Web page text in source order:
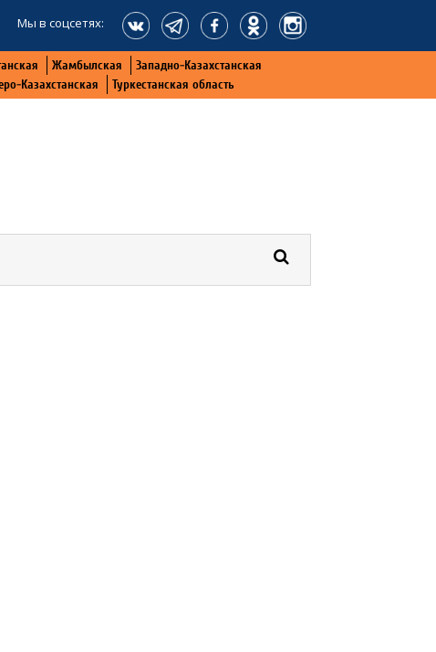
Мы в соцсетях:
Жамбылская
Западно-Казахстанская
Казахстанская Туркестанская область